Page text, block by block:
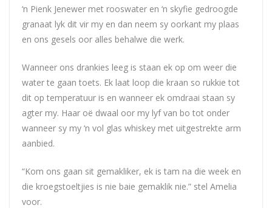
‘n Pienk Jenewer met rooswater en ‘n skyfie gedroogde
granaat lyk dit vir my en dan neem sy oorkant my plaas
en ons gesels oor alles behalwe die werk.
Wanneer ons drankies leeg is staan ek op om weer die
water te gaan toets. Ek laat loop die kraan so rukkie tot
dit op temperatuur is en wanneer ek omdraai staan sy
agter my. Haar oë dwaal oor my lyf van bo tot onder
wanneer sy my ‘n vol glas whiskey met uitgestrekte arm
aanbied.
“Kom ons gaan sit gemakliker, ek is tam na die week en
die kroegstoeltjies is nie baie gemaklik nie.” stel Amelia
voor.